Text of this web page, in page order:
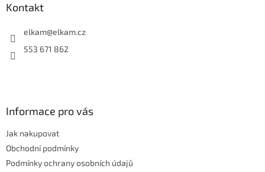
Kontakt
elkam@elkam.cz
553 671 862
Informace pro vás
Jak nakupovat
Obchodní podmínky
Podmínky ochrany osobních údajů